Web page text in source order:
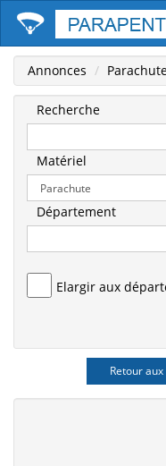
Annonces
Recherche
Matériel
Département
Elargir aux
Retour